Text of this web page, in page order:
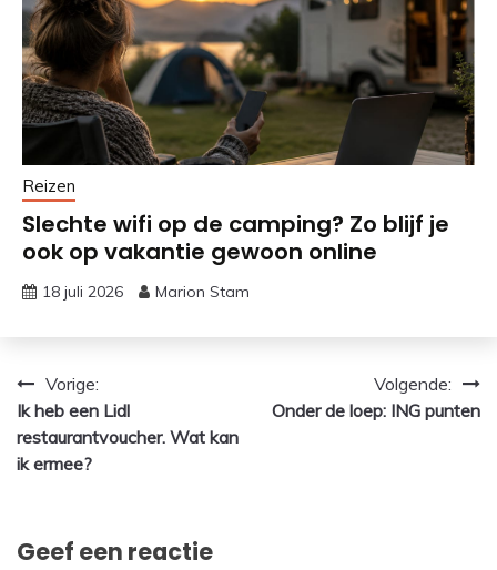
Reizen
Slechte wifi op de camping? Zo blijf je
ook op vakantie gewoon online
18 juli 2026 Marion Stam
Bericht
navigatie
Vorige:
Ik heb een Lidl
restaurantvoucher. Wat kan
ik ermee?
Volgende:
Onder de loep: ING punten
Geef een reactie